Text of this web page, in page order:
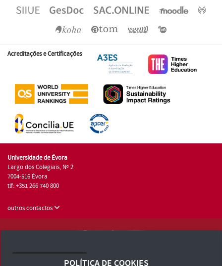
Acreditações e Certificações
Universidade de Évora
Largo dos Colegiais, Nº 2
7004-516 Évora
tlf: +351 266 740 800
outros contactos
Consulte os Termos e Condições e Política de Privacidade
POLÍTICA DE COOKIES